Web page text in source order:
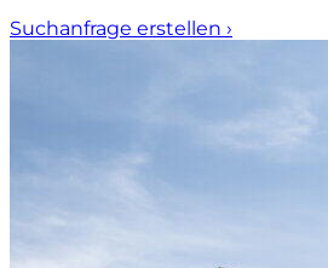
Suchanfrage erstellen ›